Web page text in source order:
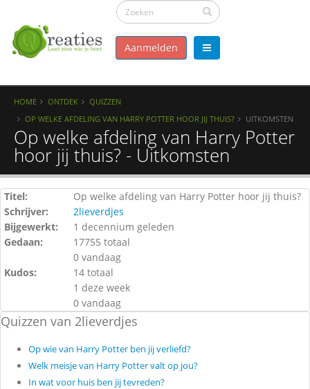
Aanmelden
HOME ONTDEK
QUIZZEN
OP WELKE AFDELING VAN HARRY POTTER HOOR JIJ THUIS?
UITKOMSTEN
Op welke afdeling van Harry Potter
hoor jij thuis? - Uitkomsten
Titel:
Op welke afdeling van Harry Potter hoor jij thuis?
Schrijver:
2lieverdjes
Bijgewerkt:
1 decennium geleden
Gedaan:
17755 totaal
0 vandaag
Kudos:
14 totaal
1 deze week
0 vandaag
Quizzen van 2lieverdjes
Op wie van Harry Potter ben jij verliefd?
Welk meisje van Harry Potter valt op jou?
In wat voor huis ben jij tevreden?